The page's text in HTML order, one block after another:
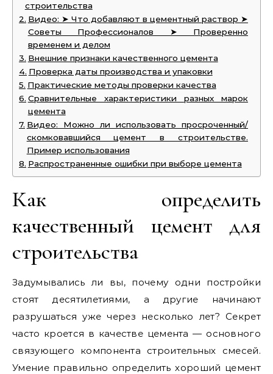
строительства
Видео: ➤ Что добавляют в цементный раствор ➤
Советы Профессионалов ➤ Проверенно
временем и делом
Внешние признаки качественного цемента
Проверка даты производства и упаковки
Практические методы проверки качества
Сравнительные характеристики разных марок
цемента
Видео: Можно ли использовать просроченный/
скомковавшийся цемент в строительстве.
Пример использования
Распространенные ошибки при выборе цемента
Как определить
качественный цемент для
строительства
Задумывались ли вы, почему одни постройки
стоят десятилетиями, а другие начинают
разрушаться уже через несколько лет? Секрет
часто кроется в качестве цемента — основного
связующего компонента строительных смесей.
Умение правильно определить хороший цемент